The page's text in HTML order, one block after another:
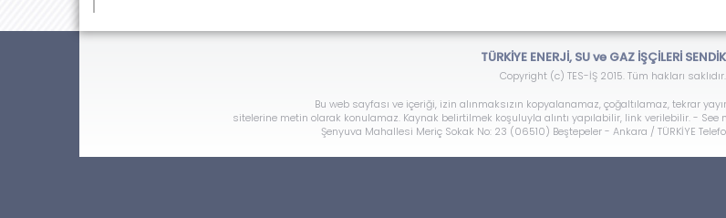
TÜRKİYE ENERJİ, SU ve GAZ İŞÇİLERİ
Copyright (c) TES-İŞ 2015. Tüm hakları saklıdır.
Bu web sayfası ve içeriği, izin alınmaksızın kopyalanamaz, çoğaltılamaz, tekrar
sitelerine metin olarak konulamaz. Kaynak belirtilmek koşuluyla alıntı yapılabilir, link verilebilir. -
Şenyuva Mahallesi Meriç Sokak No: 23 (06510) Beştepeler - Ankara / TÜRKİYE